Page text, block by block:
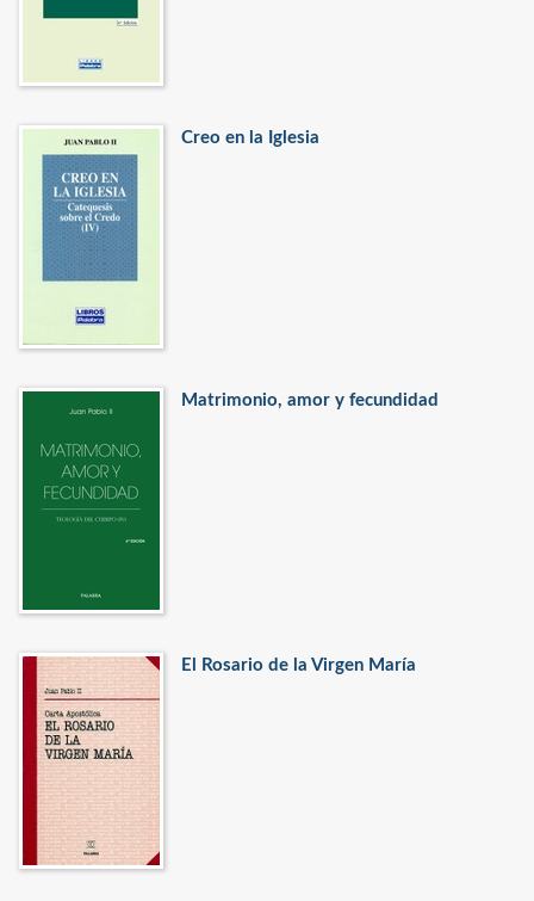
Creo en la Iglesia
Matrimonio, amor y fecundidad
El Rosario de la Virgen María